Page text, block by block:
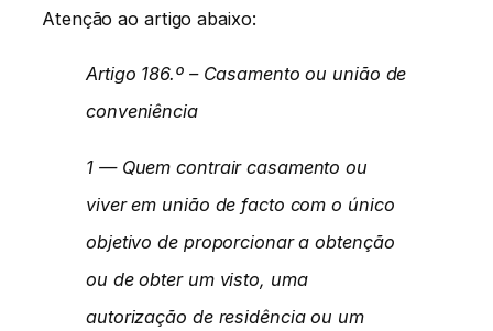
Atenção ao artigo abaixo:
Artigo 186.º – Casamento ou união de
conveniência
1 — Quem contrair casamento ou
viver em união de facto com o único
objetivo de proporcionar a obtenção
ou de obter um visto, uma
autorização de residência ou um